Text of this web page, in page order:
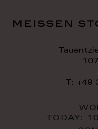
meissen
T: +49
TODAY: